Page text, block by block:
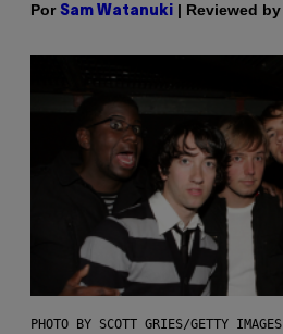
Por Sam Watanuki | Reviewed by
PHOTO BY SCOTT GRIES/GETTY IMAGES